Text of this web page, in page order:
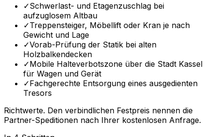
✓Schwerlast- und Etagenzuschlag bei
aufzuglosem Altbau
✓Treppensteiger, Möbellift oder Kran je nach
Gewicht und Lage
✓Vorab-Prüfung der Statik bei alten
Holzbalkendecken
✓Mobile Halteverbotszone über die Stadt Kassel
für Wagen und Gerät
✓Fachgerechte Entsorgung eines ausgedienten
Tresors
Richtwerte. Den verbindlichen Festpreis nennen die
Partner-Speditionen nach Ihrer kostenlosen Anfrage.